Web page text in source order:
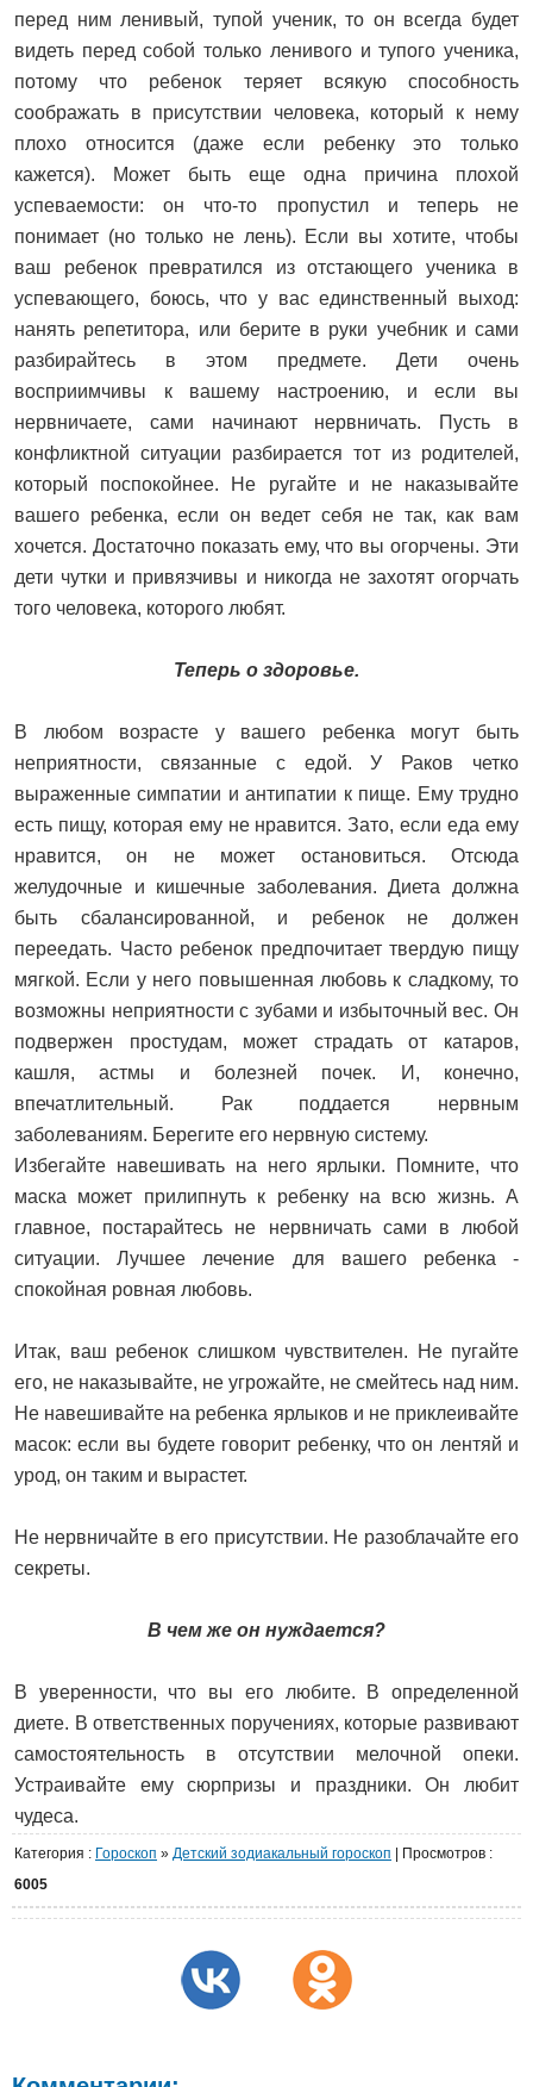
перед ним ленивый, тупой ученик, то он всегда будет
видеть перед собой только ленивого и тупого ученика,
потому что ребенок теряет всякую способность
соображать в присутствии человека, который к нему
плохо относится (даже если ребенку это только
кажется). Может быть еще одна причина плохой
успеваемости: он что-то пропустил и теперь не
понимает (но только не лень). Если вы хотите, чтобы
ваш ребенок превратился из отстающего ученика в
успевающего, боюсь, что у вас единственный выход:
нанять репетитора, или берите в руки учебник и сами
разбирайтесь в этом предмете. Дети очень
восприимчивы к вашему настроению, и если вы
нервничаете, сами начинают нервничать. Пусть в
конфликтной ситуации разбирается тот из родителей,
который поспокойнее. Не ругайте и не наказывайте
вашего ребенка, если он ведет себя не так, как вам
хочется. Достаточно показать ему, что вы огорчены. Эти
дети чутки и привязчивы и никогда не захотят огорчать
того человека, которого любят.
Теперь о здоровье.
В любом возрасте у вашего ребенка могут быть
неприятности, связанные с едой. У Раков четко
выраженные симпатии и антипатии к пище. Ему трудно
есть пищу, которая ему не нравится. Зато, если еда ему
нравится, он не может остановиться. Отсюда
желудочные и кишечные заболевания. Диета должна
быть сбалансированной, и ребенок не должен
переедать. Часто ребенок предпочитает твердую пищу
мягкой. Если у него повышенная любовь к сладкому, то
возможны неприятности с зубами и избыточный вес. Он
подвержен простудам, может страдать от катаров,
кашля, астмы и болезней почек. И, конечно,
впечатлительный. Рак поддается нервным
заболеваниям. Берегите его нервную систему.
Избегайте навешивать на него ярлыки. Помните, что
маска может прилипнуть к ребенку на всю жизнь. А
главное, постарайтесь не нервничать сами в любой
ситуации. Лучшее лечение для вашего ребенка -
спокойная ровная любовь.
Итак, ваш ребенок слишком чувствителен. Не пугайте
его, не наказывайте, не угрожайте, не смейтесь над ним.
Не навешивайте на ребенка ярлыков и не приклеивайте
масок: если вы будете говорит ребенку, что он лентяй и
урод, он таким и вырастет.
Не нервничайте в его присутствии. Не разоблачайте его
секреты.
В чем же он нуждается?
В уверенности, что вы его любите. В определенной
диете. В ответственных поручениях, которые развивают
самостоятельность в отсутствии мелочной опеки.
Устраивайте ему сюрпризы и праздники. Он любит
чудеса.
Категория : Гороскоп » Детский зодиакальный гороскоп Просмотров :
6005